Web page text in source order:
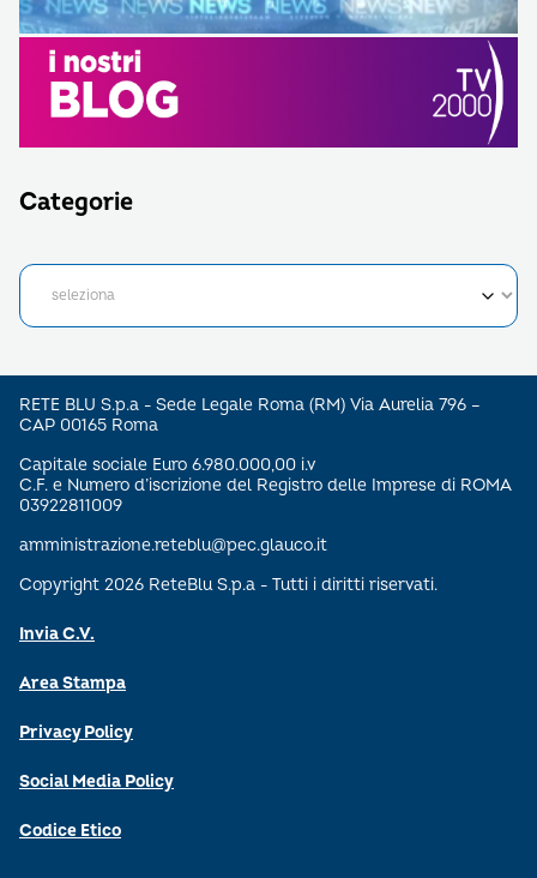
Categorie
RETE BLU S.p.a - Sede Legale Roma (RM) Via Aurelia 796 –
CAP 00165 Roma
Capitale sociale Euro 6.980.000,00 i.v
C.F. e Numero d’iscrizione del Registro delle Imprese di ROMA
03922811009
amministrazione.reteblu@pec.glauco.it
Copyright 2026 ReteBlu S.p.a - Tutti i diritti riservati.
Invia C.V.
Area Stampa
Privacy Policy
Social Media Policy
Codice Etico